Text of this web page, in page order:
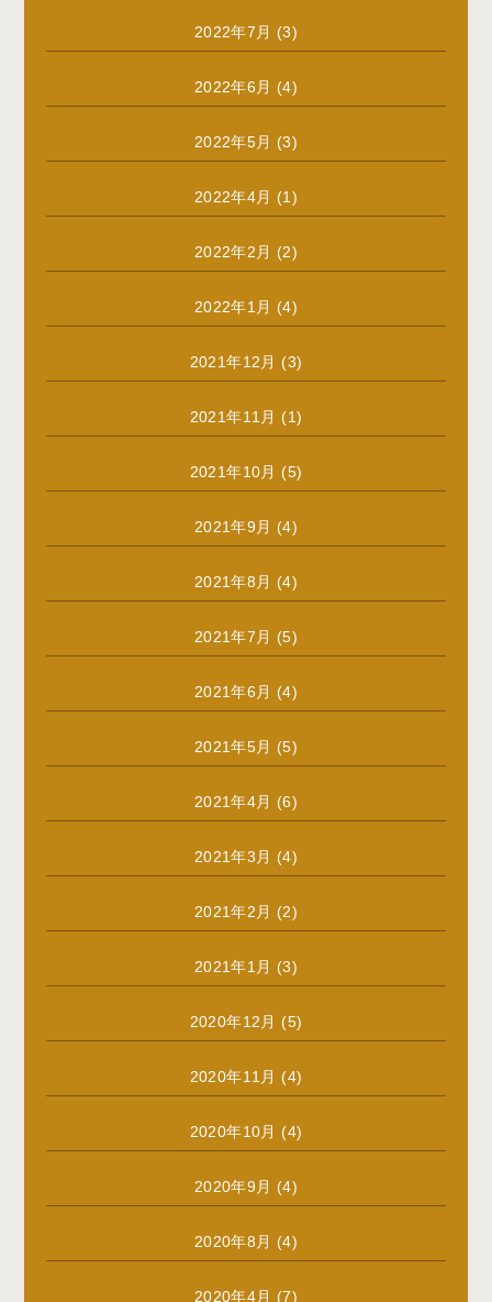
2022年7月 (3)
2022年6月 (4)
2022年5月 (3)
2022年4月 (1)
2022年2月 (2)
2022年1月 (4)
2021年12月 (3)
2021年11月 (1)
2021年10月 (5)
2021年9月 (4)
2021年8月 (4)
2021年7月 (5)
2021年6月 (4)
2021年5月 (5)
2021年4月 (6)
2021年3月 (4)
2021年2月 (2)
2021年1月 (3)
2020年12月 (5)
2020年11月 (4)
2020年10月 (4)
2020年9月 (4)
2020年8月 (4)
2020年4月 (7)